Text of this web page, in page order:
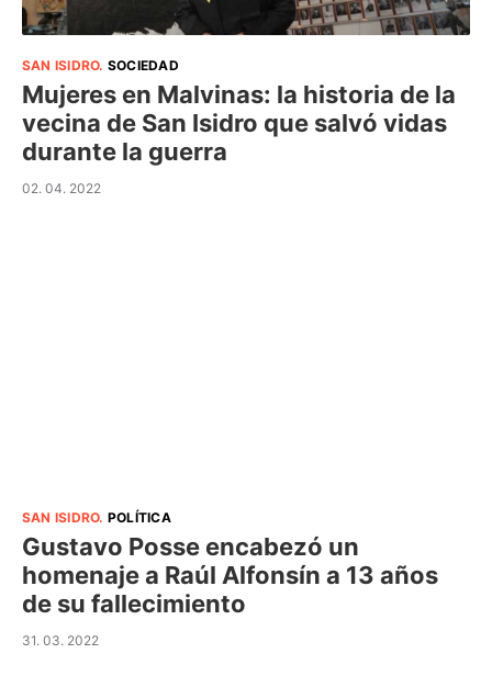
SAN ISIDRO. SOCIEDAD
Mujeres en Malvinas: la historia de la
vecina de San Isidro que salvó vidas
durante la guerra
02. 04. 2022
SAN ISIDRO. POLÍTICA
Gustavo Posse encabezó un
homenaje a Raúl Alfonsín a 13 años
de su fallecimiento
31. 03. 2022